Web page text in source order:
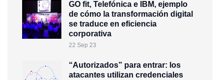
GO fit, Telefónica e IBM, ejemplo
de cómo la transformación digital
se traduce en eficiencia
corporativa
22 Sep 23
“Autorizados” para entrar: los
atacantes utilizan credenciales